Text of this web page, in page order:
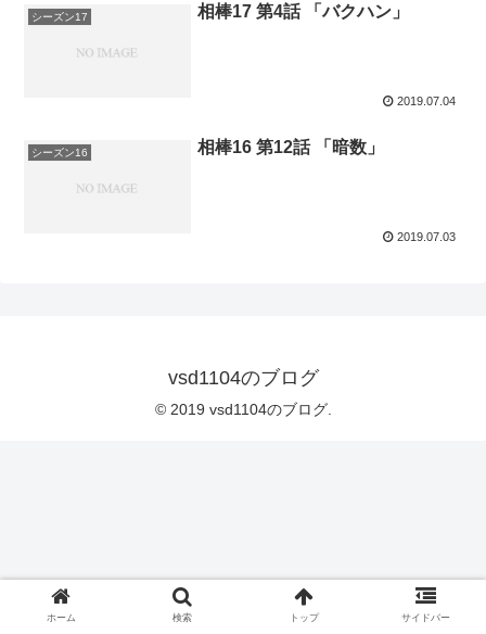
シーズン17 相棒17 第4話 「バクハン」
2019.07.04
シーズン16 相棒16 第12話 「暗数」
2019.07.03
vsd1104のブログ
© 2019 vsd1104のブログ.
ホーム 検索 トップ サイドバー